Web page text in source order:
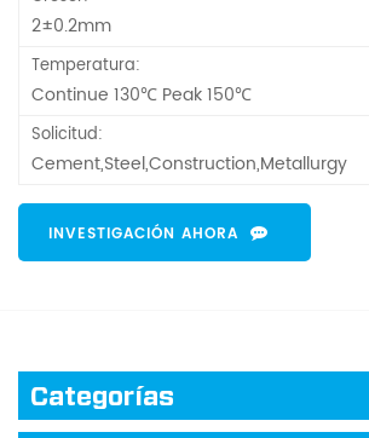
2±0.2mm
Temperatura:
Continue 130℃ Peak 150℃
Solicitud:
Cement,Steel,Construction,Metallurgy
INVESTIGACIÓN AHORA
Categorías